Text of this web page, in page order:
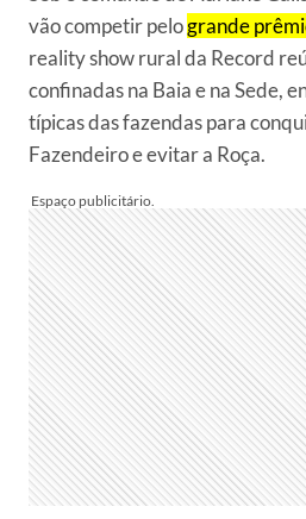
vão competir pelogrande
reality show rural da Record
confinadas na Baia e na Sede,
típicas das fazendas para
Fazendeiro e evitar a Roça.